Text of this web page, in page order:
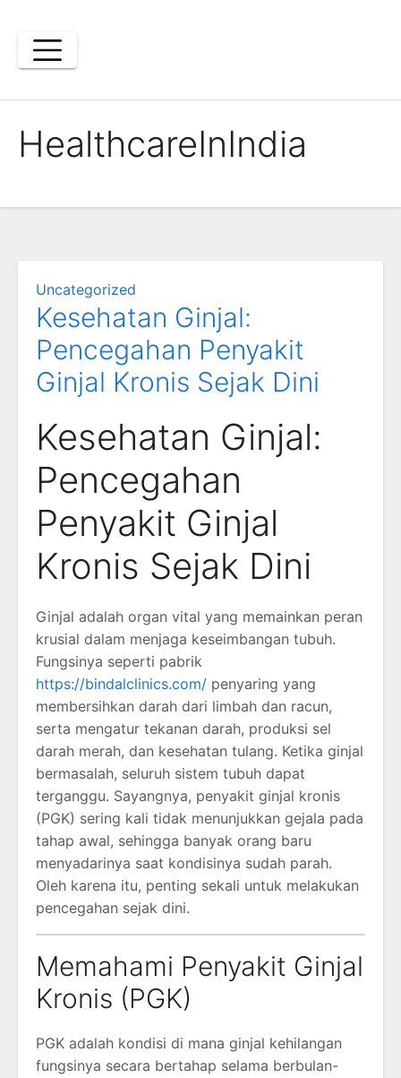
content
HealthcareInIndia
Uncategorized
Kesehatan Ginjal:
Pencegahan Penyakit
Ginjal Kronis Sejak Dini
Kesehatan Ginjal:
Pencegahan
Penyakit Ginjal
Kronis Sejak Dini
Ginjal adalah organ vital yang memainkan peran
krusial dalam menjaga keseimbangan tubuh.
Fungsinya seperti pabrik
https://bindalclinics.com/ penyaring yang
membersihkan darah dari limbah dan racun,
serta mengatur tekanan darah, produksi sel
darah merah, dan kesehatan tulang. Ketika ginjal
bermasalah, seluruh sistem tubuh dapat
terganggu. Sayangnya, penyakit ginjal kronis
(PGK) sering kali tidak menunjukkan gejala pada
tahap awal, sehingga banyak orang baru
menyadarinya saat kondisinya sudah parah.
Oleh karena itu, penting sekali untuk melakukan
pencegahan sejak dini.
Memahami Penyakit Ginjal
Kronis (PGK)
PGK adalah kondisi di mana ginjal kehilangan
fungsinya secara bertahap selama berbulan-